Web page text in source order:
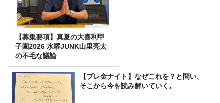
【募集要項】真夏の大喜利甲
子園2026 水曜JUNK山里亮太
の不毛な議論
【プレ金ナイト】なぜこれを？と問い、
そこから今を読み解いていく。